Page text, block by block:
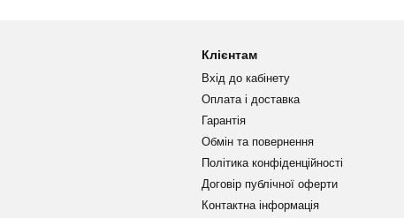
Клієнтам
Вхід до кабінету
Оплата і доставка
Гарантія
Обмін та повернення
Політика конфіденційності
Договір публічної оферти
Контактна інформація